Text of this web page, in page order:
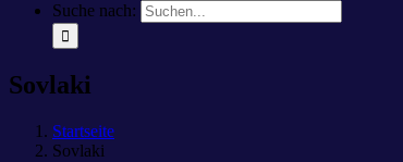
Suche nach:
Sovlaki
Startseite
Sovlaki